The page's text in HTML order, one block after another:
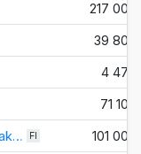
217 000
39 800
4 470
71 100
FI 101 000